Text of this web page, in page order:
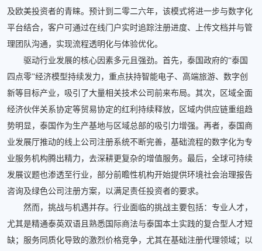
及欧美投资者的青睐。预计到二零二六年，该模式将进一步与数字化
平台结合，客户可通过在线门户实时追踪注册进度、上传文档并与管
理团队沟通，实现流程透明化与体验优化。
驱动行业发展的核心因素多元且强劲。首先，泰国政府的“泰国
四点零”经济模型持续发力，重点扶持智能电子、高端旅游、数字创
新等目标产业，吸引了大量相关技术公司前来布局。其次，区域全面
经济伙伴关系协定等贸易协定的红利持续释放，区域内供应链重组趋
势明显，泰国作为生产基地与区域总部的吸引力增强。再者，泰国商
业发展厅推动的线上公司注册系统不断完善，基础流程的数字化为专
业服务机构腾出精力，去深耕更复杂的增值服务。最后，全球可持续
发展议题也渗透至行业，部分前瞻性机构开始提供环境社会治理报告
咨询及绿色公司注册方案，以满足责任投资者的要求。
然而，挑战与机遇并存。行业面临的挑战主要包括：专业人才，
尤其是精通泰英双语且熟悉国际商法与泰国本土实践的复合型人才短
缺；服务同质化导致的激烈价格竞争，尤其在基础注册代理领域；以